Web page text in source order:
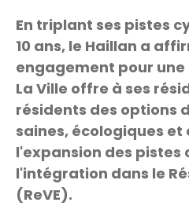
En triplant ses pistes
10 ans, le Haillan a
engagement pour
La Ville offre à ses
résidents des options
saines, écologiques et
l'expansion des pistes
l'intégration dans le
(ReVE).